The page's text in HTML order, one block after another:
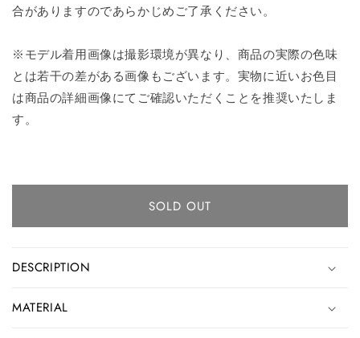
合がありますのであらかじめご了承ください。
※モデル着用画像は撮影環境が異なり、商品の実際の色味
とは若干の差がある画像もございます。実物に近いお色目
は商品の詳細画像にてご確認いただくことを推奨いたしま
す。
SOLD OUT
DESCRIPTION
MATERIAL